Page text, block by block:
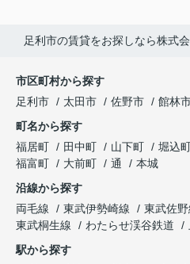
足利市の賃貸をお探しなら株式
市区町村から探す
足利市
太田市 佐野市 館林
町名から探す
福居町
田中町 山下町 堀込
福富町
大前町 通
本城
沿線から探す
両毛線
東武伊勢崎線 東武佐野
東武桐生線
わたらせ渓谷鉄道
駅から探す